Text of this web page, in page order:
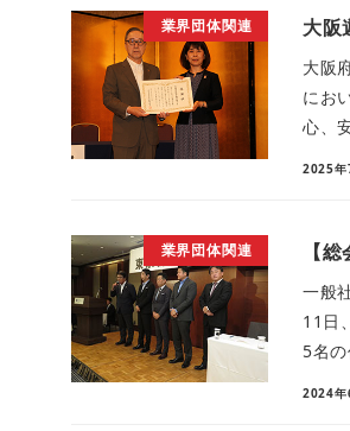
業界団体関連 大阪
大阪
にお
心、
2025年
業界団体関連 【
一般
11日
5名
2024年